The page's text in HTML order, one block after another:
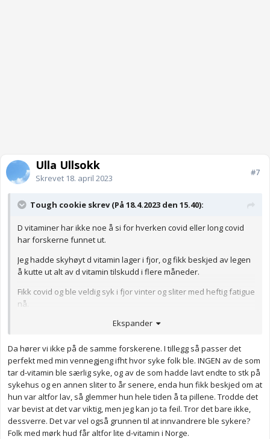
Ulla Ullsokk
Skrevet 18. april 2023
#7
Tough cookie skrev (På 18.4.2023 den 15.40):
D vitaminer har ikke noe å si for hverken covid eller long covid
har forskerne funnet ut.
Jeg hadde skyhøyt d vitamin lager i fjor, og fikk beskjed av legen
å kutte ut alt av d vitamin tilskudd i flere måneder.
Fikk covid og ble veldig syk i fjor vinter og sliter med heftig fatigue
nå.
Spiser mye d vitamin nå og magnesium og merker ikke forskjell.
Ekspander
Da hører vi ikke på de samme forskerene. I tillegg så passer det
perfekt med min vennegjeng ifht hvor syke folk ble. INGEN av de som
tar d-vitamin ble særlig syke, og av de som hadde lavt endte to stk på
sykehus og en annen sliter to år senere, enda hun fikk beskjed om at
hun var altfor lav, så glemmer hun hele tiden å ta pillene. Trodde det
var bevist at det var viktig, men jeg kan jo ta feil. Tror det bare ikke,
dessverre. Det var vel også grunnen til at innvandrere ble sykere?
Folk med mørk hud får altfor lite d-vitamin i Norge.